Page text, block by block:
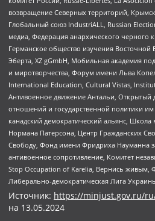
возвращение Северных территорий,
Глобальный союз IndustriALL, Russian
медиа, Федерация анархического черного
Германское общество изучения
Эберта, XZ gGmbH, Мобильная академия
и миротворчества, Форум имени Льва
International Education, Cultural Vistas,
Антивоенное движение Антальи,
отношений и государственной политики
канадский демократический альянс,
Нормана Патерсона, Центр Гражданских
Свободу, Фонд имени Фридриха Науманна
антивоенное сопротивление, Комитет
Stop Occupation of Karelia, Вернись живым,
Либерально-демократическая Лига
Источник: https://minjust.gov.ru/
на 13.05.2024